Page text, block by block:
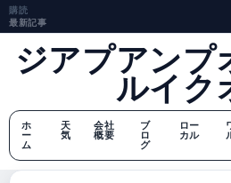
購読
最新記事
ジアプアンプ
ルイク
ホ
ー
ム
天
気
会社
概要
ブ
ロ
グ
ロー
カル